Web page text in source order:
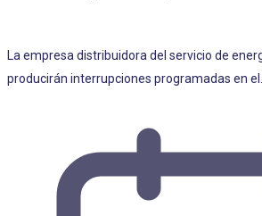
La empresa distribuidora del servicio de
producirán interrupciones programadas en el…